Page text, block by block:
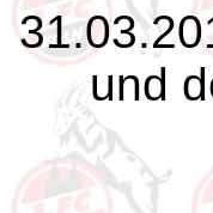
und